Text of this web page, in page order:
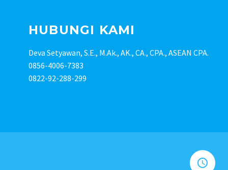
HUBUNGI KAMI
Deva Setyawan, S.E., M.Ak., AK., CA., CPA., ASEAN CPA.
0856-4006-7383
0822-92-288-299

